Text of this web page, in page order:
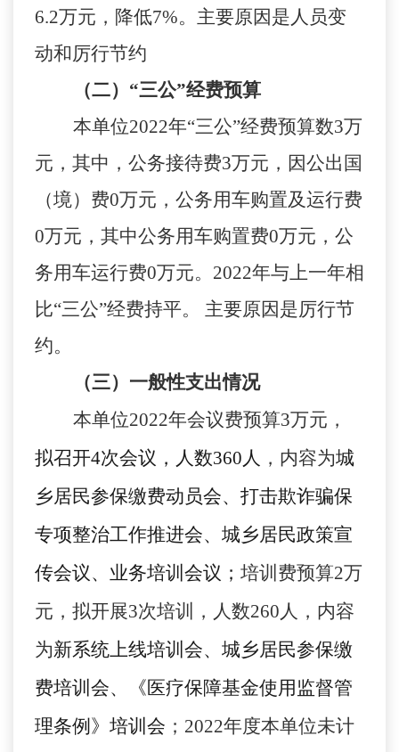
6.2万元， 降低7%。主要原因是 人员变
动和厉行节约
（二） “三公”经费预算
本单位2022年“三公”经费预算数3万
元，其中，公务接待费3万元，因公出国
（境）费0万元，公务用车购置及运行费
0万元 ， 其中公务用车购置费0万元，公
务用车运行费0万元。 2022年与 上一年相
比“三公”经费持平。 主要原因是厉行节
约。
（三）一般性支出情况
本单位2022年会议费预算3万元，
拟召开4次会议，人数360 人 ，内容为城
乡居民参保缴费动员会、打击欺诈骗保
专项整治工作推进会、城乡居民政策宣
传会议、业务培训会议 ； 培训费预算2万
元，拟开展3次培训，人数260 人，内容
为新系统上线培训会、城乡居民参保缴
费培训会、《医疗保障基金使用监督管
理条例》培训会 ； 2022年度本单位未计